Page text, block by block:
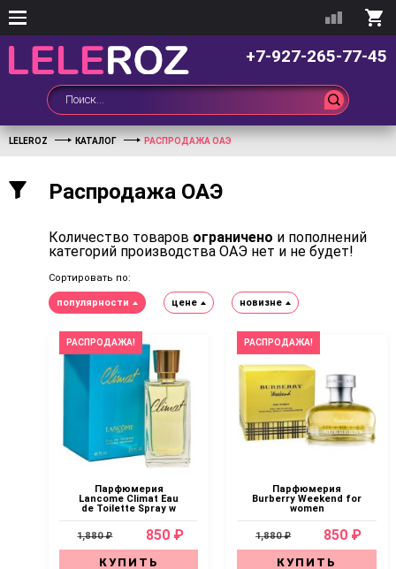
+7-927-265-77-45
LELEROZ КАТАЛОГ РАСПРОДАЖА ОАЭ
Распродажа ОАЭ
Количество товаров ограничено и пополнений
категорий производства ОАЭ нет и не будет!
Сортировать по:
популярности цене новизне
РАСПРОДАЖА!
Парфюмерия
Lancome Climat Eau
de Toilette Spray w
1,880 ₽ 850 ₽
КУПИТЬ
РАСПРОДАЖА!
Парфюмерия
Burberry Weekend for
women
1,880 ₽ 850 ₽
КУПИТЬ